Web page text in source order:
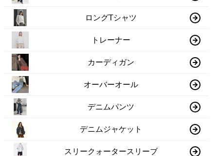
ロングTシャツ
トレーナー
カーディガン
オーバーオール
デニムパンツ
デニムジャケット
スリークォータースリーブ